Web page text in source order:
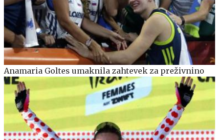
Anamaria Goltes umaknila zahtevek za preživnino